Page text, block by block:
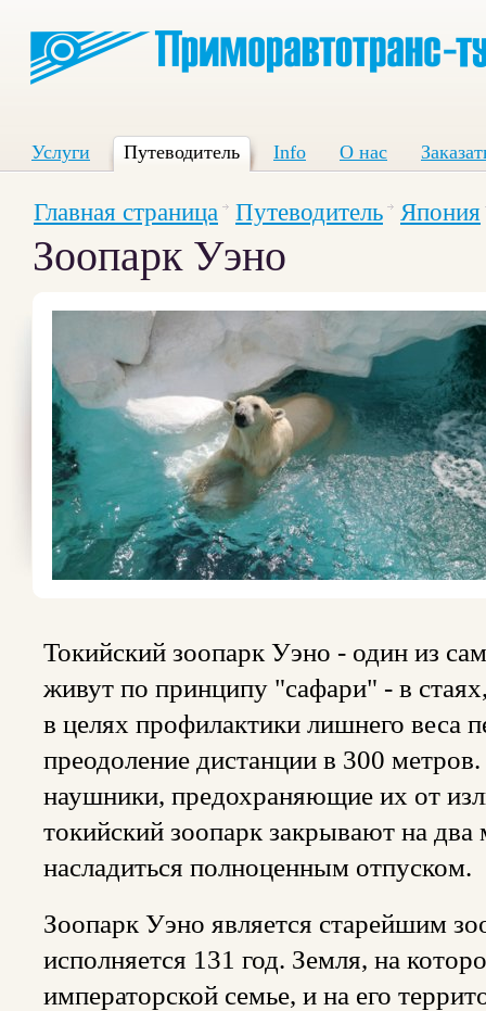
Услуги Путеводитель Info О нас
Главная страница Путеводитель Япония
Зоопарк Уэно
Токийский зоопарк Уэно - один из
живут по принципу "сафари" - в
в целях профилактики лишнего веса
преодоление дистанции в 300
наушники, предохраняющие их от
токийский зоопарк закрывают на
насладиться полноценным отпуском.
Зоопарк Уэно является старейшим
исполняется 131 год. Земля, на
императорской семье, и на его